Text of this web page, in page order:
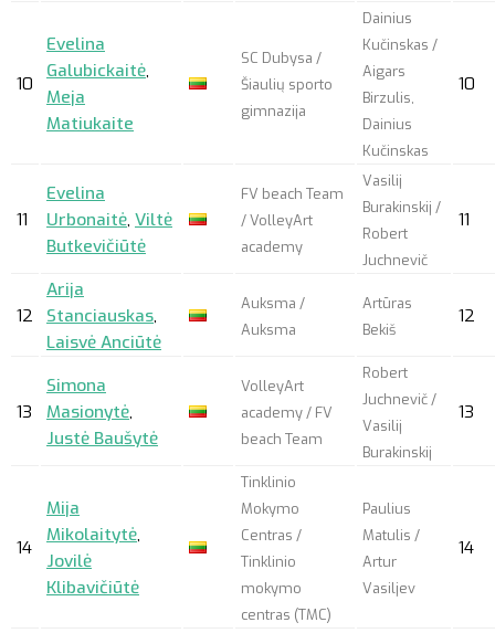
10
Evelina
Galubickaitė,
Meja
Matiukaite
SC Dubysa /
Šiaulių sporto
gimnazija
Dainius
Kučinskas /
Aigars
Birzulis,
Dainius
Kučinskas
10
11
Evelina
Urbonaitė, Viltė
Butkevičiūtė
FV beach Team
/ VolleyArt
academy
Vasilij
Burakinskij /
Robert
Juchnevič
11
12
Arija
Stanciauskas,
Laisvė Anciūtė
Auksma /
Auksma
Artūras
Bekiš
12
13
Simona
Masionytė,
Justė Baušytė
VolleyArt
academy / FV
beach Team
Robert
Juchnevič /
Vasilij
Burakinskij
13
14
Mija
Mikolaitytė,
Jovilė
Klibavičiūtė
Tinklinio
Mokymo
Centras /
Tinklinio
mokymo
centras (TMC)
Paulius
Matulis /
Artur
Vasiljev
14